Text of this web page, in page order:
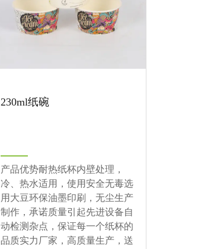
230ml纸碗
产品优势耐热纸杯内壁处理，
冷、热水适用，使用安全无毒选
用大豆环保油墨印刷，无尘生产
制作，承诺质量引起先进设备自
动检测杂点，保证每一个纸杯的
品质实力厂家，高质量生产，送